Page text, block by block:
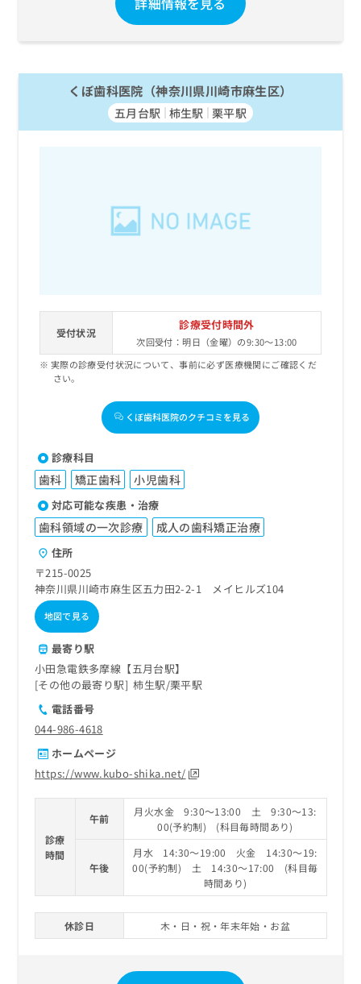
くぼ歯科医院（神奈川県川崎市麻生区）
五月台駅 柿生駅 栗平駅
受付状況
診療受付時間外
次回受付：明日（金曜）の9:30～13:00
実際の診療受付状況について、事前に必ず医療機関にご確認くだ
さい。
くぼ歯科医院のクチコミを見る
診療科目
歯科 矯正歯科 小児歯科
対応可能な疾患・治療
歯科領域の一次診療 成人の歯科矯正治療
住所
〒215-0025
神奈川県川崎市麻生区五力田2-2-1 メイヒルズ104
地図で見る
最寄り駅
小田急電鉄多摩線【五月台駅】
その他の最寄り駅
柿生駅 栗平駅
電話番号
044-986-4618
ホームページ
https://www.kubo-shika.net/
診療
時間
午前
月火水金 9:30～13:00 土 9:30～13:
00(予約制) (科目毎時間あり)
午後
月水 14:30～19:00 火金 14:30～19:
00(予約制) 土 14:30～17:00 (科目毎
時間あり)
休診日 木・日・祝・年末年始・お盆